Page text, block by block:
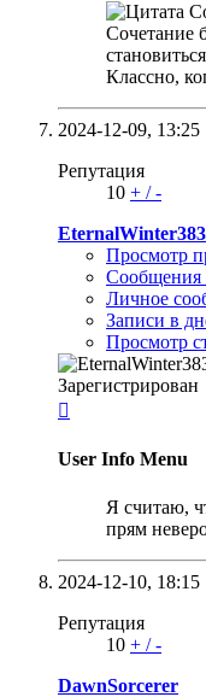
Сочетание
Классно,
2024-12-09, 13:25
Репутация
10 + /-
EternalWinter383
Просмотр
Сообщения
Личное
Записи в
Просмотр
Зарегистрирован

User Info Menu
Я считаю,
прям
2024-12-10, 18:15
Репутация
10 + /-
DawnSorcerer